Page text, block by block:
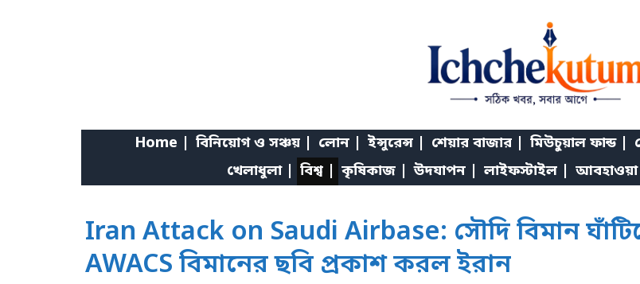
Home | বিনিয়োগ ও সঞ্চয় | লোন | ইন্সুরেন্স | শেয়ার বাজার | মিউচুয়াল ফান্ড |
খেলাধুলা |
বিশ্ব | কৃষিকাজ | উদযাপন | লাইফস্টাইল | আবহাওয়া |
Iran Attack on Saudi Airbase: সৌদি বিমান
AWACS বিমানের ছবি প্রকাশ করল ইরান